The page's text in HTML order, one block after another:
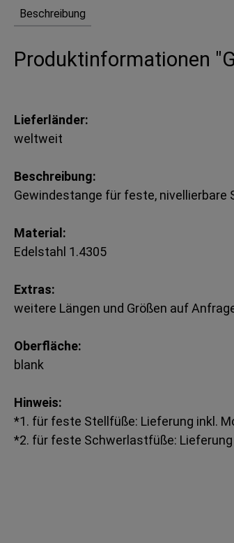
Beschreibung
Produktinformationen
Lieferländer:
weltweit
Beschreibung:
Gewindestange für feste, nivellierbare
Material:
Edelstahl 1.4305
Extras:
weitere Längen und Größen auf
Oberfläche:
blank
Hinweis:
*1. für feste Stellfüße: Lieferung inkl.
*2. für feste Schwerlastfüße: